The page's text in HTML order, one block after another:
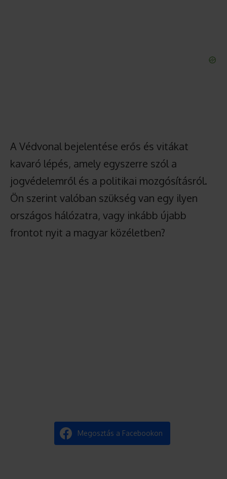
A Védvonal bejelentése erős és vitákat
kavaró lépés, amely egyszerre szól a
jogvédelemről és a politikai mozgósításról.
Ön szerint valóban szükség van egy ilyen
országos hálózatra, vagy inkább újabb
frontot nyit a magyar közéletben?
Megosztás a Facebookon